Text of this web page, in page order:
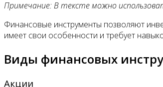
Примечание: В тексте можно
Финансовые инструменты позволяют
имеет свои особенности и требует
Виды финансовых
Акции